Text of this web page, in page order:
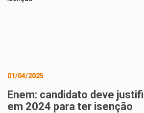
01/04/2025
Enem: candidato deve
em 2024 para ter isenção